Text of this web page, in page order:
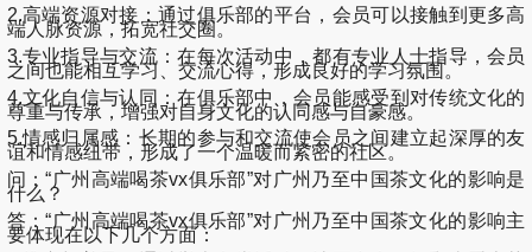
2.高端资源对接：通过俱乐部的平台，会员可以接触到更多高
端人脉资源，拓宽社交圈。
3.专业指导与交流：在每次活动中，都有专业人士指导，会员
之间也能相互学习、交流心得，形成良好的学习氛围。
4.文化自信与认同：在俱乐部中，会员能感受到对传统文化的
尊重与传承，增强对自身文化的认同感与自豪感。
5.情感归属感：长期的参与和交流使会员之间建立起深厚的友
谊和情感纽带，形成了一个温暖而紧密的社区。
问：“广州高端喝茶vx俱乐部”对广州乃至中国茶文化的影响是
什么？
答：“广州高端喝茶vx俱乐部”对广州乃至中国茶文化的影响主
要体现在以下几个方面：